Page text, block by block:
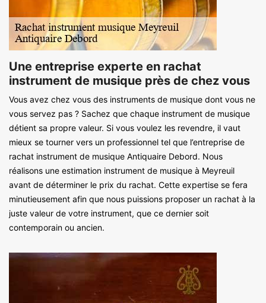
Une entreprise experte en rachat
instrument de musique près de chez vous
Vous avez chez vous des instruments de musique dont vous ne
vous servez pas ? Sachez que chaque instrument de musique
détient sa propre valeur. Si vous voulez les revendre, il vaut
mieux se tourner vers un professionnel tel que l’entreprise de
rachat instrument de musique Antiquaire Debord. Nous
réalisons une estimation instrument de musique à Meyreuil
avant de déterminer le prix du rachat. Cette expertise se fera
minutieusement afin que nous puissions proposer un rachat à la
juste valeur de votre instrument, que ce dernier soit
contemporain ou ancien.